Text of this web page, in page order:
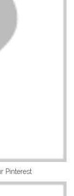
Pinterest